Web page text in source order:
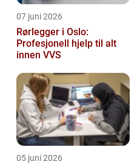
07 juni 2026
Rørlegger i Oslo:
Profesjonell hjelp til alt
innen VVS
05 juni 2026